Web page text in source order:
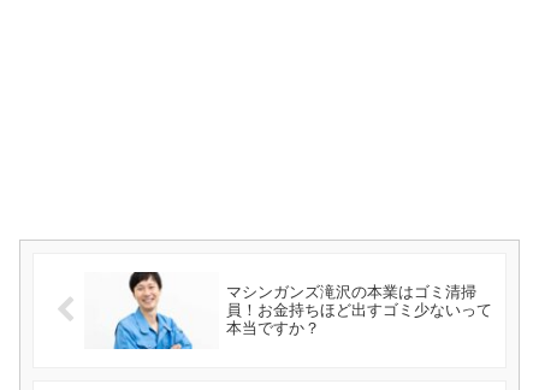
マシンガンズ滝沢の本業はゴミ清掃
員！お金持ちほど出すゴミ少ないって
本当ですか？